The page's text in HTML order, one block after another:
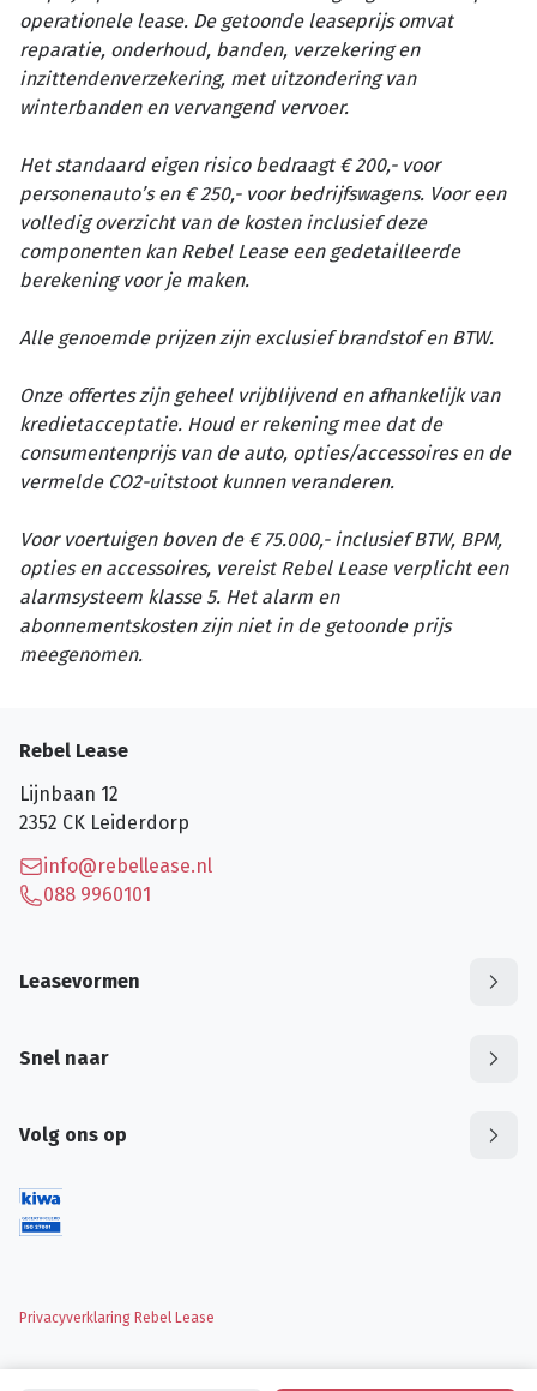
operationele lease. De getoonde leaseprijs omvat
reparatie, onderhoud, banden, verzekering en
inzittendenverzekering, met uitzondering van
winterbanden en vervangend vervoer.
Het standaard eigen risico bedraagt € 200,- voor
personenauto’s en € 250,- voor bedrijfswagens. Voor een
volledig overzicht van de kosten inclusief deze
componenten kan Rebel Lease een gedetailleerde
berekening voor je maken.
Alle genoemde prijzen zijn exclusief brandstof en BTW.
Onze offertes zijn geheel vrijblijvend en afhankelijk van
kredietacceptatie. Houd er rekening mee dat de
consumentenprijs van de auto, opties/accessoires en de
vermelde CO2-uitstoot kunnen veranderen.
Voor voertuigen boven de € 75.000,- inclusief BTW, BPM,
opties en accessoires, vereist Rebel Lease verplicht een
alarmsysteem klasse 5. Het alarm en
abonnementskosten zijn niet in de getoonde prijs
meegenomen.
Rebel Lease
Lijnbaan 12
2352 CK Leiderdorp
info@rebellease.nl
088 9960101
Leasevormen
Snel naar
Volg ons op
Privacyverklaring Rebel Lease